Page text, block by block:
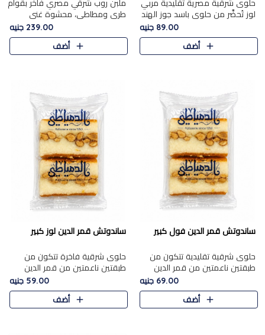
حلوى شرقية مصرية تقليدية مربي
لوز تُحضَّر من حلوى باسد جوز الهند
بقوام طري ومذاق غني، وتُزين
وتغطاه بقطع اللوز الفاخر التي
تضيف لمسة مميزة م..
89.00 جنيه
أضف
ملبن روب شرقي مصري فاخر بقوام
طري ومطاطي، محشوة غني
بسخاء بقطع عين الجمل واللوز
الفاخر التي تضيف قرمشة مميزة
ومرضية ونكهة ناتي غنية في كل
239.00 جنيه
أضف
ساندوتش قمر الدين فول كبير
حلوى شرقية تقليدية تتكون من
طبقتين ناعمتين من قمر الدين
الفاخر، تتوسطهما حشوة غنية من
الفول السوداني المحمص، لتجمع
بين حلاوة المشمش الطبيعية..
69.00 جنيه
أضف
ساندوتش قمر الدين لوز كبير
حلوى شرقية فاخرة تتكون من
طبقتين ناعمتين من قمر الدين
الفاخر، تتوسطهما حشوة غنية من
اللوز المحمص لتمنح مزيجًا متوازنًا
من النعومة والقرمشة. ..
59.00 جنيه
أضف